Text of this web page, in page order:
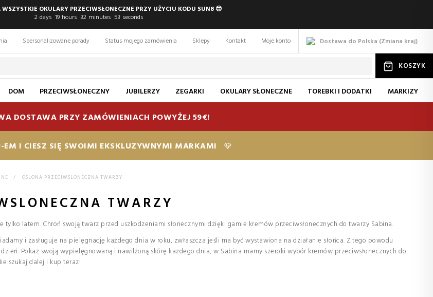
OKULARY PRZECIWSŁONECZNE PRZY UŻYCIU KODU SUN8 😎
2 days 19 hours 32 minutes 52 seconds
Dostawa do Polska (Zmiana kraj)
Spersonalizowane porady Status mojego zamówienia Sklepy Kontakt Moje konto
KOSZYK
DOM PRZECIWSŁONECZNY JUBILERZY ZEGARKI OKULARY SŁONECZNE TOREBKI I DODATKI
MARKIZY
DOSTAWA PRZY ZAMÓWIENIACH POWYŻEJ 59€!
EM I CIESZ SIĘ SWOIMI EKSKLUZYWNYMI MARKAMI
> OSLONA PRZECIWSLONECZNA TWARZY
TWARZY
tylko latem. Chroń swoją twarz przed uszkodzeniami słonecznymi dzięki gamie kremów przeciwsłonecznych do twarzy Sabina.
i zasługuje na pielęgnację każdego dnia w roku, zwłaszcza jeśli ma być wystawiona na działanie słońca. Z tego powodu
Pokaż swoją wypielęgnowaną i nawilżoną skórę każdego dnia, w Sabina mamy szeroki wybór kremów przeciwsłonecznych do
szukaj dalej i kup teraz!